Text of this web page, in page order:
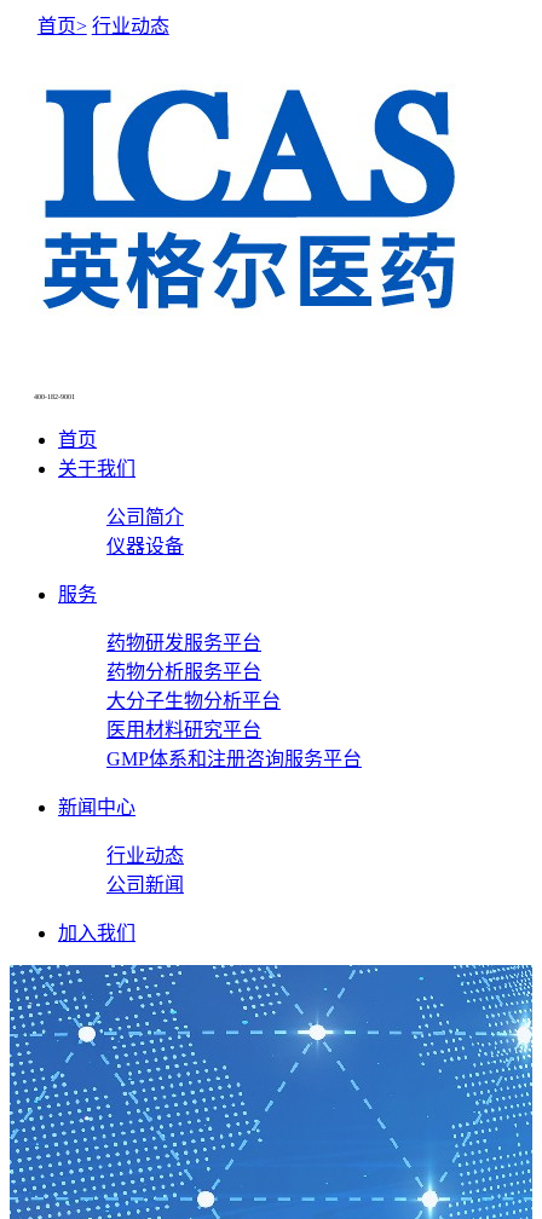
400-182-9001
首页
关于我们
公司简介
仪器设备
服务
药物研发服务平台
药物分析服务平台
大分子生物分析平台
医用材料研究平台
GMP体系和注册咨询服务平台
新闻中心
行业动态
公司新闻
加入我们
NEWS CENTER
首页> 行业动态